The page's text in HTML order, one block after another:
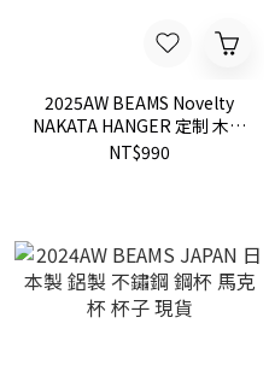
2025AW BEAMS Novelty
NAKATA HANGER 定制 木製
衣架 刷子 一組 現貨
NT$990